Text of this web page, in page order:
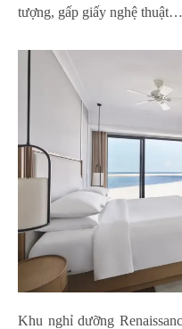
tượng, gấp giấy nghệ thuật…
Khu nghỉ dưỡng